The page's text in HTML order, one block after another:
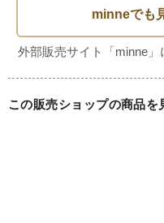
していますので
お水を溢した時も安心、
せん。
*お客様による面倒な定期
この販売ショップの商品を